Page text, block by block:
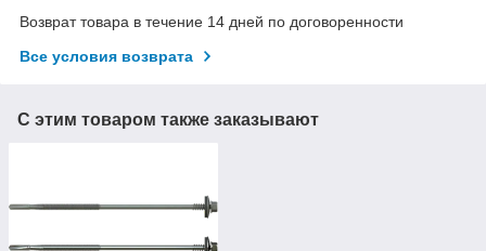
Возврат товара в течение 14 дней по договоренности
Все условия возврата
С этим товаром также заказывают